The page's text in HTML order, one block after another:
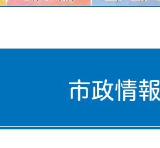
市政情報